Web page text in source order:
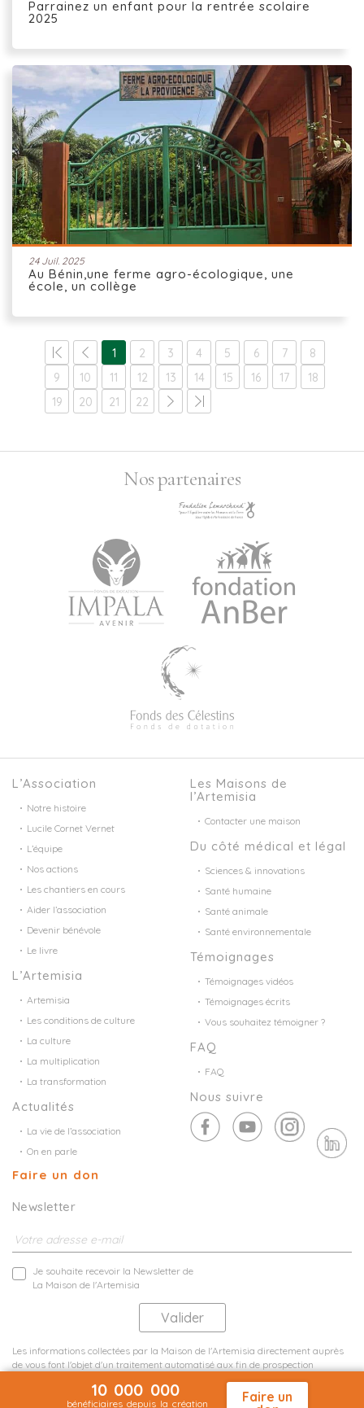
Parrainez un enfant pour la rentrée scolaire
2025
24 Juil. 2025
Au Bénin,une ferme agro-écologique, une
école, un collège
1 2 3 4 5 6 7
8
9
10 11 12 13 14 15 16 17
18
19
20 21 22
Nos partenaires
L’Association
Notre histoire
Lucile Cornet Vernet
L’équipe
Nos actions
Les chantiers en cours
Aider l’association
Devenir bénévole
Le livre
L’Artemisia
Artemisia
Les conditions de culture
La culture
La multiplication
La transformation
Actualités
La vie de l’association
On en parle
Faire un don
Les Maisons de
l’Artemisia
Contacter une maison
Du côté médical et légal
Sciences & innovations
Santé humaine
Santé animale
Santé environnementale
Témoignages
Témoignages vidéos
Témoignages écrits
Vous souhaitez témoigner ?
FAQ
FAQ
Nous suivre
Newsletter
Je souhaite recevoir la Newsletter de
La Maison de l'Artemisia
Les informations collectées par la Maison de l'Artemisia directement auprès
de vous font l'objet d'un traitement automatisé aux fin de prospection
10 000 000
bénéficiaires depuis la création
Faire un